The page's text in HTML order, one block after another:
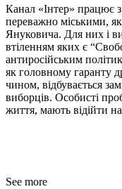
Канал «Інтер» працює
переважно міськими,
Януковича. Для них і
втіленням яких є
антиросійським
як головному гаранту
чином, відбувається
виборців. Особисті
життя, мають відійти
See more